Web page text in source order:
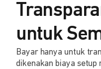
untuk
Bayar hanya untuk
dikenakan biaya setup